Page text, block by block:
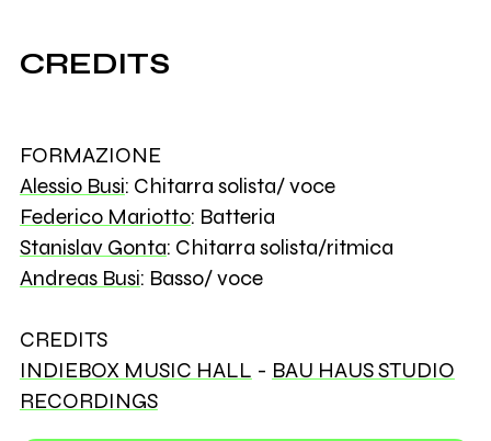
CREDITS
FORMAZIONE
Alessio Busi: Chitarra solista/ voce
Federico Mariotto: Batteria
Stanislav Gonta: Chitarra solista/ritmica
Andreas Busi: Basso/ voce
CREDITS
INDIEBOX MUSIC HALL - BAU HAUS STUDIO
RECORDINGS